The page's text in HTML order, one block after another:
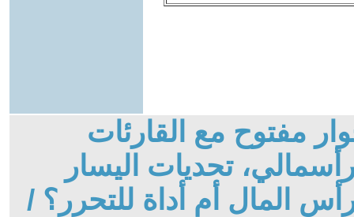
مفتوح مع القارئات
تحديات اليسار
المال أم أداة للتحرر؟ /